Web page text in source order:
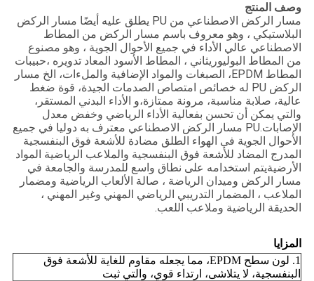
وصف المنتج
مسار الركض الاصطناعي من PU يطلق عليه أيضًا مسار الركض
البلاستيكي ، وهو معروف باسم مسار الركض من المطاط
الاصطناعي عالي الأداء في جميع الأحوال الجوية ، وهو مصنوع
من المطاط البوليوريثاني ، المطاط الأسود المعاد تدويره ،حبيبات
المطاط EPDM، الصبغات والمواد الإضافية والملءات، الخ مسار
الركض PU له خصائص امتصاص الصدمات الجيدة، قوة ضغط
عالية، صلابة مناسبة، مرونة ممتازة،و الأداء البدني المستقر،
والتي يمكن أن تحسن بفعالية الأداء الرياضي وخفض معدل
الإصابات.PU مسار الركض الاصطناعي معترف به دوليا في جميع
الأحوال الجوية في الهواء الطلق مضادة للأشعة فوق البنفسجية
المدرج المضاد للأشعة فوق البنفسجية والملاعب الرياضية المواد
الأرضيةيتم استخدامه على نطاق واسع للمدرسة والجامعة في
مسار الركض وميدان الرياضة ، صالة الألعاب الرياضية ومضمار
الملاعب ، المضمار التدريبي الرياضي المهني وغير المهني ،
الحديقة الرياضية وملاعب اللعب.
المزايا
1. لون سطح EPDM، مما يجعله مقاوم للغاية للأشعة فوق
البنفسجية، لا يتلاشى، ارتداء قوي، والتي ثبت